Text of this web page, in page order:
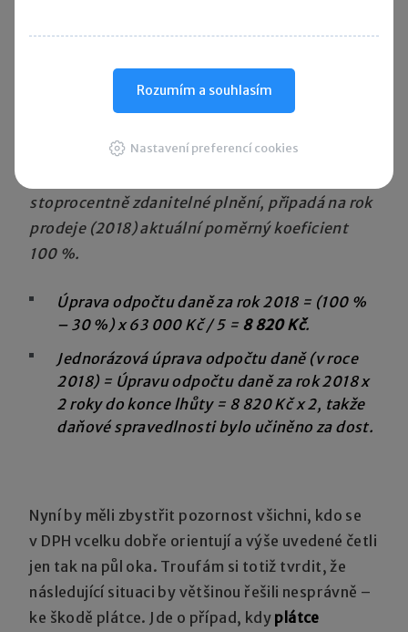
ihned při prodeji automobilu v roce 2018.
Vypočte se jako běžná každoroční úprava
zbývajících do konce pětileté lhůty pro úpravu
stoprocentně zdanitelné plnění, připadá na rok
prodeje (2018) aktuální poměrný koeficient
100 %.
Úprava odpočtu daně za rok 2018 = (100 %
– 30 %) x 63 000 Kč / 5 = 8 820 Kč.
Jednorázová úprava odpočtu daně (v roce
2018) = Úpravu odpočtu daně za rok 2018 x
2 roky do konce lhůty = 8 820 Kč x 2, takže
daňové spravedlnosti bylo učiněno za dost.
Nyní by měli zbystřit pozornost všichni, kdo se
v DPH vcelku dobře orientují a výše uvedené četli
jen tak na půl oka. Troufám si totiž tvrdit, že
následující situaci by většinou řešili nesprávně –
ke škodě plátce. Jde o případ, kdy plátce
Rozumím a souhlasím
Nastavení preferencí cookies